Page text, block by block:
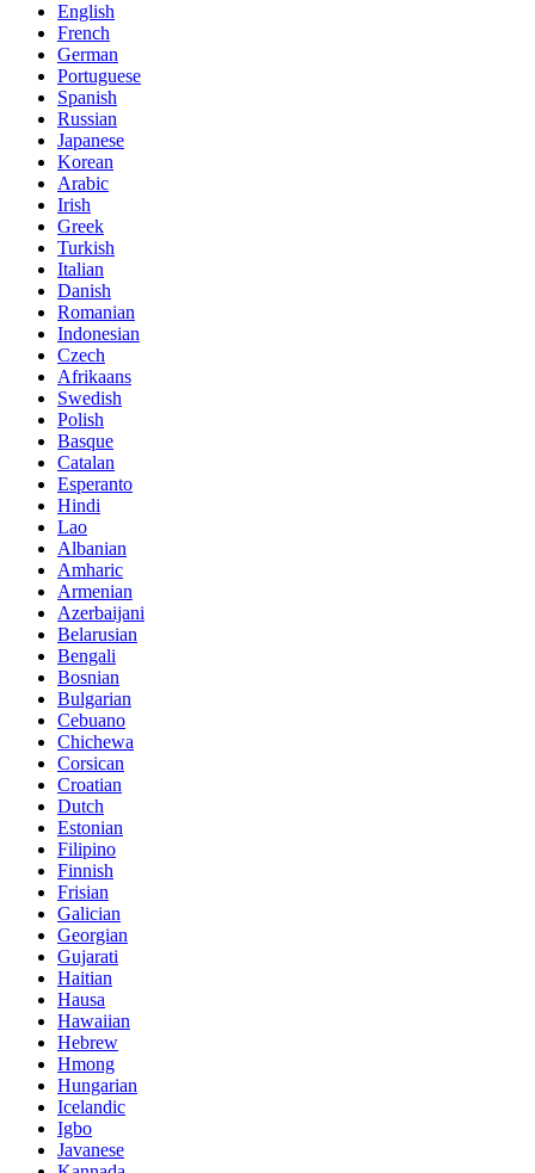
English
French
German
Portuguese
Spanish
Russian
Japanese
Korean
Arabic
Irish
Greek
Turkish
Italian
Danish
Romanian
Indonesian
Czech
Afrikaans
Swedish
Polish
Basque
Catalan
Esperanto
Hindi
Lao
Albanian
Amharic
Armenian
Azerbaijani
Belarusian
Bengali
Bosnian
Bulgarian
Cebuano
Chichewa
Corsican
Croatian
Dutch
Estonian
Filipino
Finnish
Frisian
Galician
Georgian
Gujarati
Haitian
Hausa
Hawaiian
Hebrew
Hmong
Hungarian
Icelandic
Igbo
Javanese